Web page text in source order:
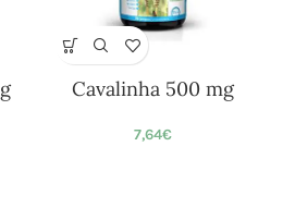
Cavalinha 500 mg
7,64€